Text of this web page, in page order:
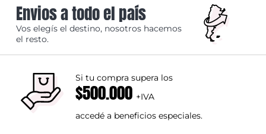
Envios a todo el país
Vos elegís el destino, nosotros hacemos
el resto.
Si tu compra supera los
$500.000 +IVA
accedé a beneficios especiales.